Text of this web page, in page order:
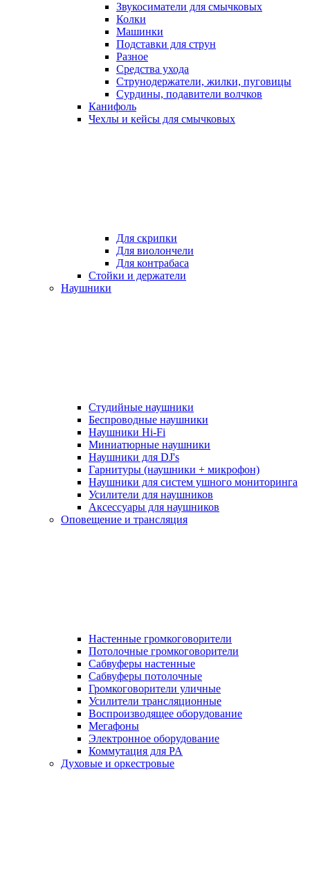
Звукосиматели для смычковых
Колки
Машинки
Подставки для струн
Разное
Средства ухода
Струнодержатели, жилки, пуговицы
Сурдины, подавители волчков
Канифоль
Чехлы и кейсы для смычковых
Для скрипки
Для виолончели
Для контрабаса
Стойки и держатели
Наушники
Студийные наушники
Беспроводные наушники
Наушники Hi-Fi
Миниатюрные наушники
Наушники для DJ's
Гарнитуры (наушники + микрофон)
Наушники для систем ушного мониторинга
Усилители для наушников
Аксессуары для наушников
Оповещение и трансляция
Настенные громкоговорители
Потолочные громкоговорители
Сабвуферы настенные
Сабвуферы потолочные
Громкоговорители уличные
Усилители трансляционные
Воспроизводящее оборудование
Мегафоны
Электронное оборудование
Коммутация для PA
Духовые и оркестровые